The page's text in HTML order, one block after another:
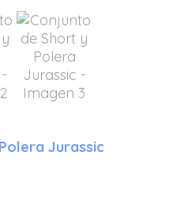
Jurassic